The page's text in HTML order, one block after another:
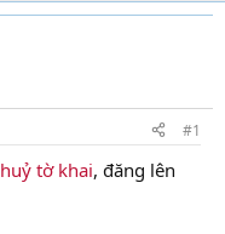
#1
huỷ tờ khai, đăng lên